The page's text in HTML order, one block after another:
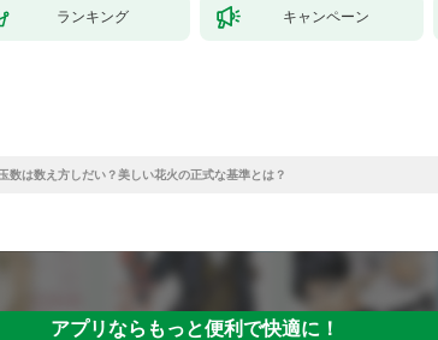
ランキング キャンペーン
数は数え方しだい？美しい花火の正式な基準とは？
アプリならもっと便利で快適に！